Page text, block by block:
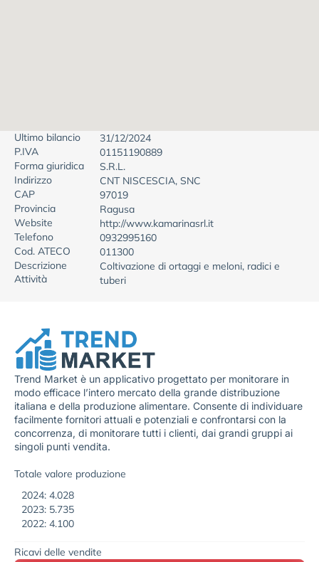
Ultimo bilancio
31/12/2024
P.IVA
01151190889
Forma giuridica
S.R.L.
Indirizzo
CNT NISCESCIA, SNC
CAP
97019
Provincia
Ragusa
Website
http://www.kamarinasrl.it
Telefono
0932995160
Cod. ATECO
011300
Descrizione
Attività
Coltivazione di ortaggi e meloni, radici e
tuberi
Trend Market è un applicativo progettato per monitorare in
modo efficace l’intero mercato della grande distribuzione
italiana e della produzione alimentare. Consente di individuare
facilmente fornitori attuali e potenziali e confrontarsi con la
concorrenza, di monitorare tutti i clienti, dai grandi gruppi ai
singoli punti vendita.
Totale valore produzione
2024: 4.028
2023: 5.735
2022: 4.100
Ricavi delle vendite